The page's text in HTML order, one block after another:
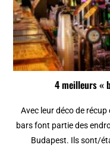
4 meilleurs «
Avec leur déco de
bars font partie des
Budapest. Ils sont/